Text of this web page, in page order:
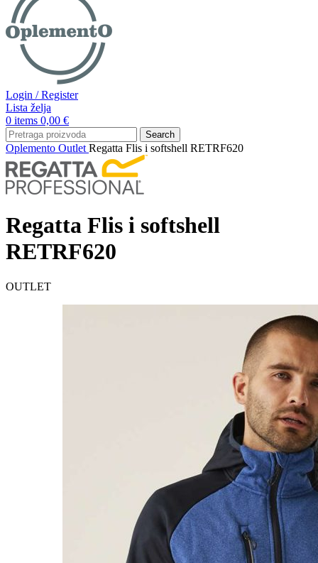
Login / Register
Lista želja
0 items 0,00 €
Search
Oplemento Outlet Regatta Flis i softshell RETRF620
Regatta Flis i softshell
RETRF620
OUTLET